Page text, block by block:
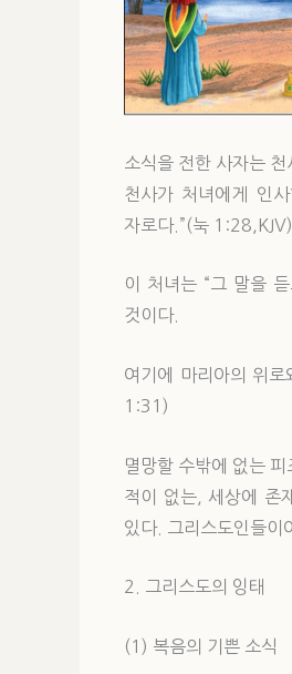
소식을 전한 사자는 천
천사가 처녀에게 인
자로다.”(눅 1:28,KJV)
이 처녀는 “그 말을
것이다.
여기에 마리아의 위
1:31)
멸망할 수밖에 없는
적이 없는, 세상에 존
있다. 그리스도인들이
2. 그리스도의 잉태
(1) 복음의 기쁜 소식